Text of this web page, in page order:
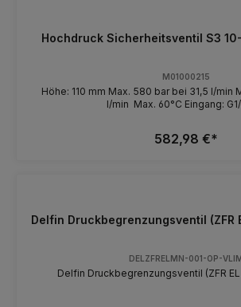
Hochdruck Sicherheitsventil S3
M01000215
Höhe: 110 mm Max. 580 bar bei 31,5 l/min
l/min Max. 60°C Eingang:
582,98 €*
Delfin Druckbegrenzungsventil (ZFR
DELZFRELMN-001-OP-
Delfin Druckbegrenzungsventil (ZFR